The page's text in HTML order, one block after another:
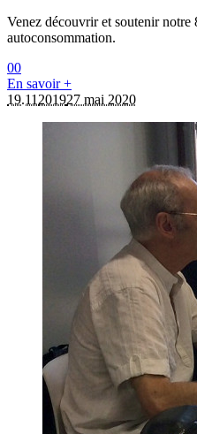
Venez découvrir et soutenir
autoconsommation.
00
En savoir +
19.11 201927 mai 2020